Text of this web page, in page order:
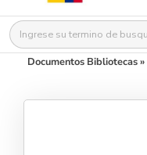
Buscar:
Documentos Bibliotecas»